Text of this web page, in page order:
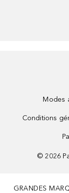
Modes
Conditions
© 2026
GRANDES